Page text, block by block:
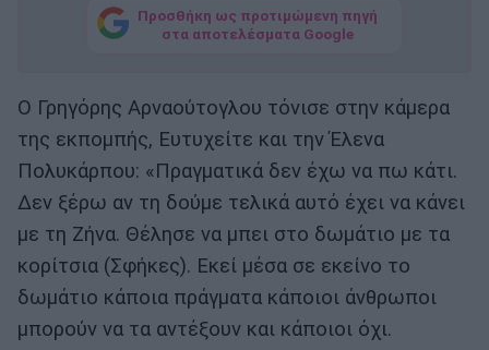
Προσθήκη ως προτιμώμενη πηγή
στα αποτελέσματα Google
Ο Γρηγόρης Αρναούτογλου τόνισε στην κάμερα
της εκπομπής, Ευτυχείτε και την Έλενα
Πολυκάρπου: «Πραγματικά δεν έχω να πω κάτι.
Δεν ξέρω αν τη δούμε τελικά αυτό έχει να κάνει
με τη Ζήνα. Θέλησε να μπει στο δωμάτιο με τα
κορίτσια (Σφήκες). Εκεί μέσα σε εκείνο το
δωμάτιο κάποια πράγματα κάποιοι άνθρωποι
μπορούν να τα αντέξουν και κάποιοι όχι.